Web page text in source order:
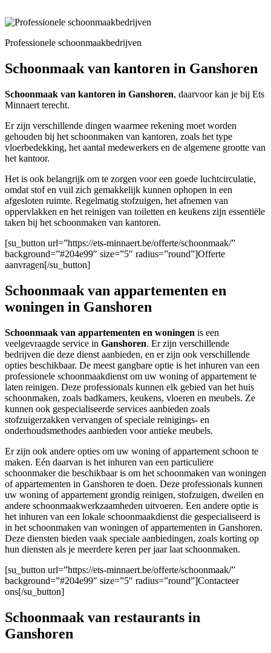
Professionele schoonmaakbedrijven
Schoonmaak van kantoren in Ganshoren
Schoonmaak van kantoren in Ganshoren, daarvoor kan je bij Ets
Minnaert terecht.
Er zijn verschillende dingen waarmee rekening moet worden
gehouden bij het schoonmaken van kantoren, zoals het type
vloerbedekking, het aantal medewerkers en de algemene grootte van
het kantoor.
Het is ook belangrijk om te zorgen voor een goede luchtcirculatie,
omdat stof en vuil zich gemakkelijk kunnen ophopen in een
afgesloten ruimte. Regelmatig stofzuigen, het afnemen van
oppervlakken en het reinigen van toiletten en keukens zijn essentiële
taken bij het schoonmaken van kantoren.
[su_button url=”https://ets-minnaert.be/offerte/schoonmaak/”
background=”#204e99″ size=”5″ radius=”round”]Offerte
aanvragen[/su_button]
Schoonmaak van appartementen en
woningen in Ganshoren
Schoonmaak van appartementen en woningen is een
veelgevraagde service in Ganshoren. Er zijn verschillende
bedrijven die deze dienst aanbieden, en er zijn ook verschillende
opties beschikbaar. De meest gangbare optie is het inhuren van een
professionele schoonmaakdienst om uw woning of appartement te
laten reinigen. Deze professionals kunnen elk gebied van het huis
schoonmaken, zoals badkamers, keukens, vloeren en meubels. Ze
kunnen ook gespecialiseerde services aanbieden zoals
stofzuigerzakken vervangen of speciale reinigings- en
onderhoudsmethodes aanbieden voor antieke meubels.
Er zijn ook andere opties om uw woning of appartement schoon te
maken. Eén daarvan is het inhuren van een particuliere
schoonmaker die beschikbaar is om het schoonmaken van woningen
of appartementen in Ganshoren te doen. Deze professionals kunnen
uw woning of appartement grondig reinigen, stofzuigen, dweilen en
andere schoonmaakwerkzaamheden uitvoeren. Een andere optie is
het inhuren van een lokale schoonmaakdienst die gespecialiseerd is
in het schoonmaken van woningen of appartementen in Ganshoren.
Deze diensten bieden vaak speciale aanbiedingen, zoals korting op
hun diensten als je meerdere keren per jaar laat schoonmaken.
[su_button url=”https://ets-minnaert.be/offerte/schoonmaak/”
background=”#204e99″ size=”5″ radius=”round”]Contacteer
ons[/su_button]
Schoonmaak van restaurants in
Ganshoren